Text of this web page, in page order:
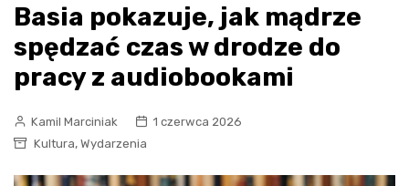
Basia pokazuje, jak mądrze
spędzać czas w drodze do
pracy z audiobookami
Kamil Marciniak
1 czerwca 2026
Kultura, Wydarzenia